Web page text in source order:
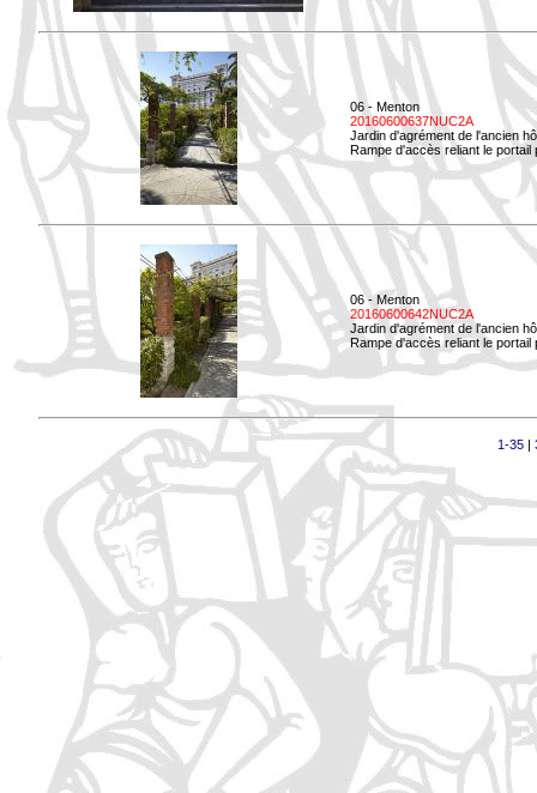
06 - Menton
20160600637NUC2A
Jardin d'agrément de l'ancien
Rampe d'accès reliant le portail
06 - Menton
20160600642NUC2A
Jardin d'agrément de l'ancien
Rampe d'accès reliant le portail
1-35|